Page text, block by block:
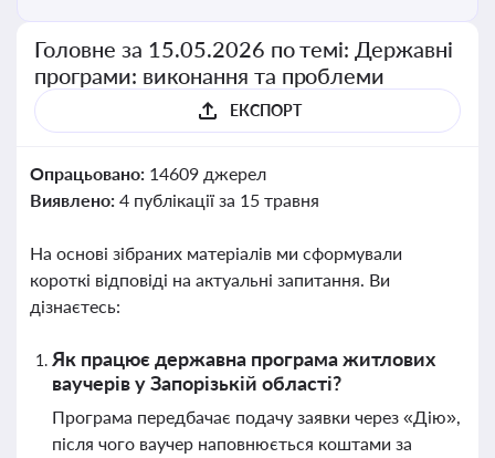
Головне за 15.05.2026 по темі: Державні
програми: виконання та проблеми
ЕКСПОРТ
Опрацьовано: 14609 джерел
Виявлено: 4 публікації за 15 травня
На основі зібраних матеріалів ми сформували
короткі відповіді на актуальні запитання. Ви
дізнаєтесь:
Як працює державна програма житлових
ваучерів у Запорізькій області?
Програма передбачає подачу заявки через «Дію»,
після чого ваучер наповнюється коштами за